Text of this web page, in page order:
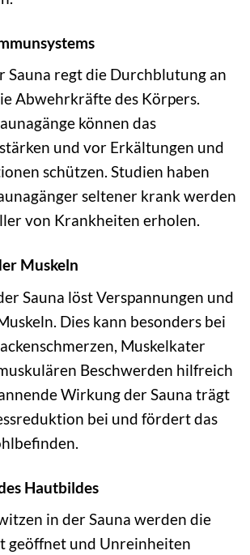
Sauna regt die Durchblutung an
Abwehrkräfte des Körpers.
können das
und vor Erkältungen und
schützen. Studien haben
seltener krank werden
von Krankheiten erholen.
Muskeln
Sauna löst Verspannungen und
Dies kann besonders bei
Muskelkater
Beschwerden hilfreich
Wirkung der Sauna trägt
bei und fördert das
Hautbildes
in der Sauna werden die
geöffnet und Unreinheiten